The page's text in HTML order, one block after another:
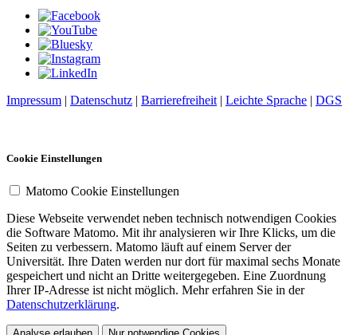
Impressum | Datenschutz | Barrierefreiheit | Leichte Sprache | DGS
Cookie Einstellungen
Matomo Cookie Einstellungen
Diese Webseite verwendet neben technisch notwendigen Cookies
die Software Matomo. Mit ihr analysieren wir Ihre Klicks, um die
Seiten zu verbessern. Matomo läuft auf einem Server der
Universität. Ihre Daten werden nur dort für maximal sechs Monate
gespeichert und nicht an Dritte weitergegeben. Eine Zuordnung
Ihrer IP-Adresse ist nicht möglich. Mehr erfahren Sie in der
Datenschutzerklärung.